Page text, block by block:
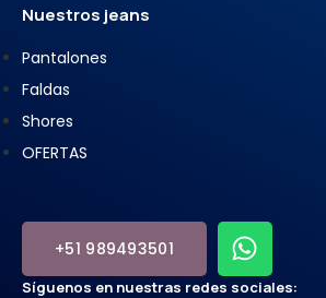
Nuestros jeans
Pantalones
Faldas
Shores
OFERTAS
+51 989493501
Síguenos en nuestras redes sociales: